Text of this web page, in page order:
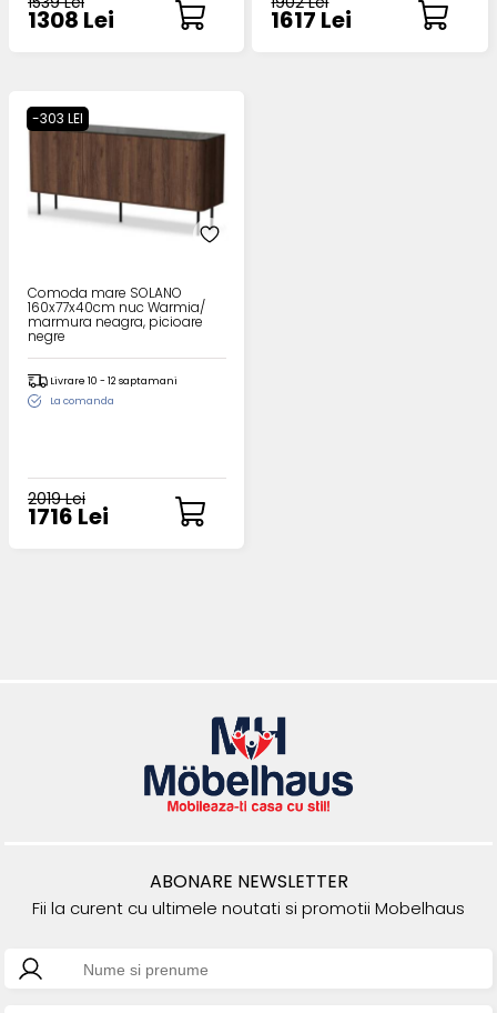
1308 Lei 1617 Lei
-303 LEI
Comoda mare SOLANO
160x77x40cm nuc Warmia/
marmura neagra, picioare
negre
Livrare 10 - 12 saptamani
La comanda
2019 Lei
1716 Lei
ABONARE NEWSLETTER
Fii la curent cu ultimele noutati si promotii Mobelhaus